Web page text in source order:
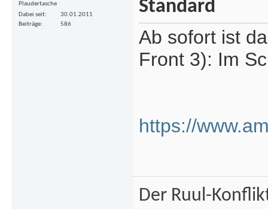
Plaudertasche
Dabei seit
30.01.2011
Beiträge
586
Ab sofort ist
Front 3): Im
https://
Der Ruul-